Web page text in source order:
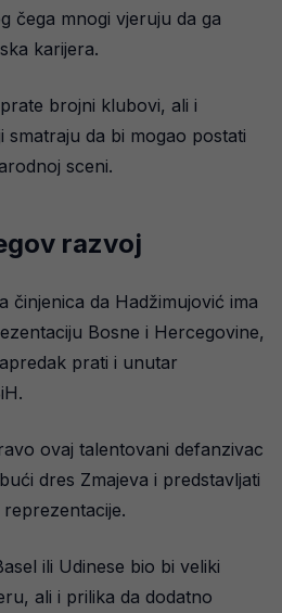
čega mnogi vjeruju da ga
karijera.
brojni klubovi, ali i
da bi mogao postati
sceni.
razvoj
činjenica da Hadžimujović ima
Bosne i Hercegovine,
prati i unutar
ovaj talentovani defanzivac
dres Zmajeva i predstavljati
ili Udinese bio bi veliki
ali i prilika da dodatno